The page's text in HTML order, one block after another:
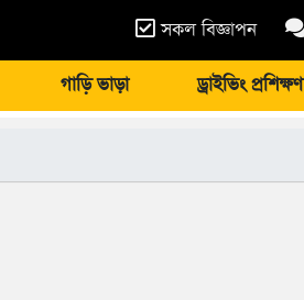
সকল বিজ্ঞাপন
গাড়ি ভাড়া ড্রাইভিং প্রশিক্ষণ